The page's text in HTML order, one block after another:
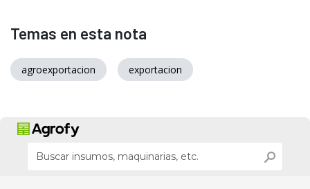
Temas en esta nota
agroexportacion exportacion